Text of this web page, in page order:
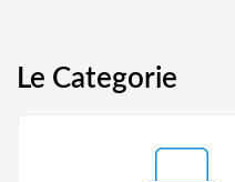
Le Categorie